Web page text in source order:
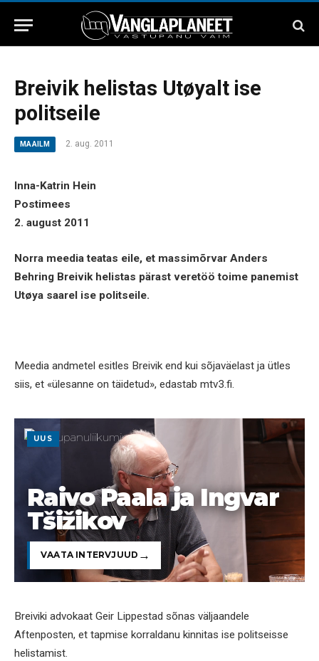
Breivik helistas Utøyalt ise
politseile
MAAILM 2. aug. 2011
Inna-Katrin Hein
Postimees
2. august 2011
Norra meedia teatas eile, et massimõrvar Anders
Behring Breivik helistas pärast veretöö toime panemist
Utøya saarel ise politseile.
Meedia andmetel esitles Breivik end kui sõjaväelast ja ütles
siis, et «ülesanne on täidetud», edastab mtv3.fi.
UUS
Raivo Paala ja Ingvar
Tšižikov
VAATA INTERVJUUD
Breiviki advokaat Geir Lippestad sõnas väljaandele
Aftenposten, et tapmise korraldanu kinnitas ise politseisse
helistamist.